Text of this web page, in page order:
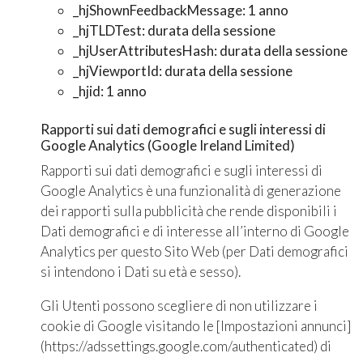
_hjShownFeedbackMessage: 1 anno
_hjTLDTest: durata della sessione
_hjUserAttributesHash: durata della sessione
_hjViewportId: durata della sessione
_hjid: 1 anno
Rapporti sui dati demografici e sugli interessi di
Google Analytics (Google Ireland Limited)
Rapporti sui dati demografici e sugli interessi di
Google Analytics è una funzionalità di generazione
dei rapporti sulla pubblicità che rende disponibili i
Dati demografici e di interesse all’interno di Google
Analytics per questo Sito Web (per Dati demografici
si intendono i Dati su età e sesso).
Gli Utenti possono scegliere di non utilizzare i
cookie di Google visitando le [Impostazioni annunci]
(https://adssettings.google.com/authenticated) di